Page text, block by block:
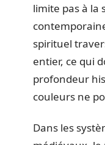
limite pas à la
spirituel
entier, ce qui
profondeur
couleurs ne
Dans les